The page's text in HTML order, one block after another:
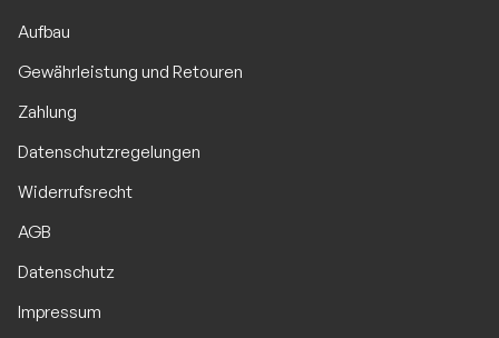
Aufbau
Gewährleistung und Retouren
Zahlung
Datenschutzregelungen
Widerrufsrecht
AGB
Datenschutz
Impressum